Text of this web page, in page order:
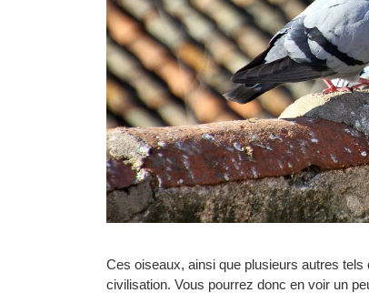
Ces oiseaux, ainsi que plusieurs autres tels
civilisation. Vous pourrez donc en voir un